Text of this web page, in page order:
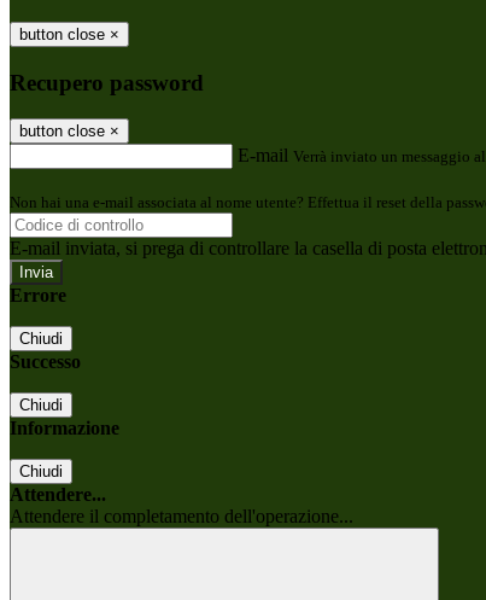
button close ×
Recupero password
button close ×
E-mail Verrà inviato un messaggio
Non hai una e-mail associata al nome utente? Effettua il reset della
E-mail inviata, si prega di controllare la casella di posta
Errore
Chiudi
Successo
Chiudi
Informazione
Chiudi
Attendere...
Attendere il completamento dell'operazione...